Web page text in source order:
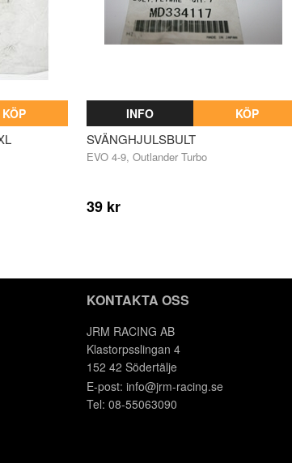
KÖP INFO KÖP
SVÄNGHJULSBULT
EVO 4-9, Outlander Turbo
39 kr
KONTAKTA OSS
JRM RACING AB
Klastorpsslingan 4
152 42 Södertälje
E-post:info@jrm-racing.se
Tel: 08-55063090